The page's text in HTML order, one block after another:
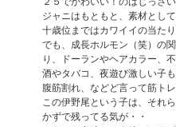
ジャニはもともと、素材とし
十歳位まではカワイイの当たり
でも、成長ホルモン（笑）の
り、ドーランやヘアカラー、
酒やタバコ、夜遊び激しい子も
腹筋割れ、などど言って筋ト
この伊野尾という子は、それ
かずで残ってる気が・・